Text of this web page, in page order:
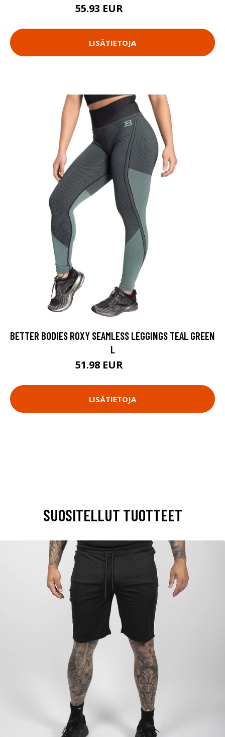
55.93 EUR
LISÄTIETOJA
BETTER BODIES ROXY SEAMLESS LEGGINGS TEAL GREEN
L
51.98 EUR
LISÄTIETOJA
SUOSITELLUT TUOTTEET